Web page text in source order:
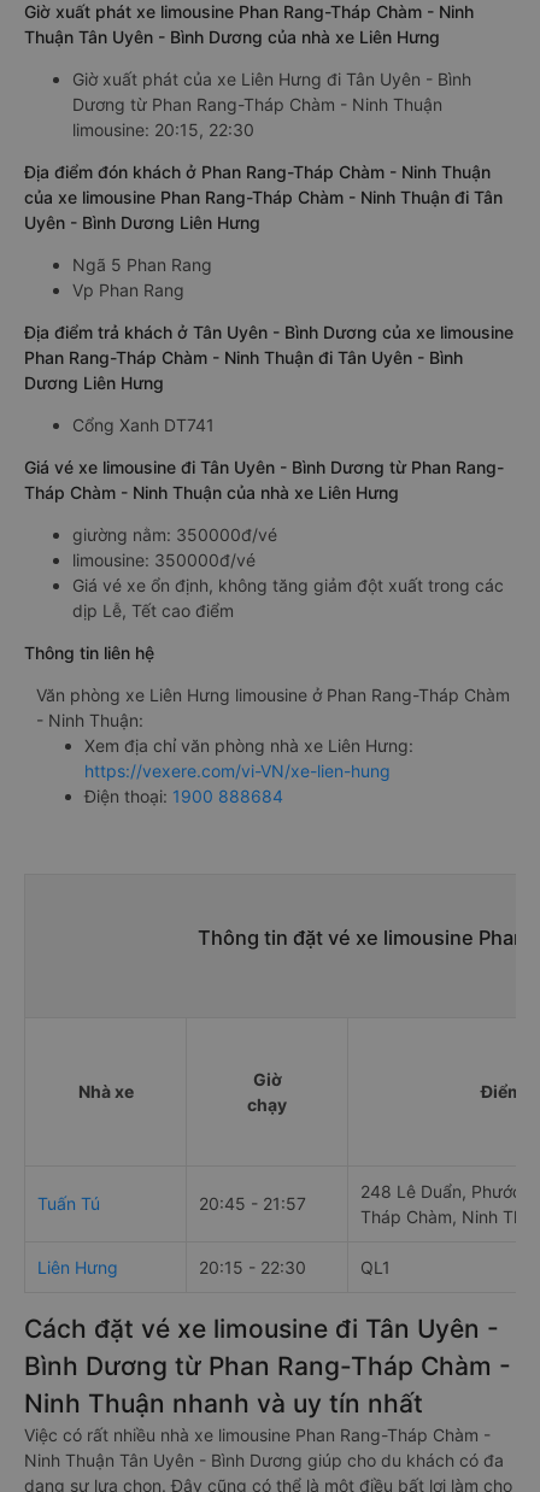
Giờ xuất phát xe limousine Phan Rang-Tháp Chàm - Ninh
Thuận Tân Uyên - Bình Dương của nhà xe Liên Hưng
Giờ xuất phát của xe Liên Hưng đi Tân Uyên - Bình
Dương từ Phan Rang-Tháp Chàm - Ninh Thuận
limousine: 20:15, 22:30
Địa điểm đón khách ở Phan Rang-Tháp Chàm - Ninh Thuận
của xe limousine Phan Rang-Tháp Chàm - Ninh Thuận đi Tân
Uyên - Bình Dương Liên Hưng
Ngã 5 Phan Rang
Vp Phan Rang
Địa điểm trả khách ở Tân Uyên - Bình Dương của xe limousine
Phan Rang-Tháp Chàm - Ninh Thuận đi Tân Uyên - Bình
Dương Liên Hưng
Cổng Xanh DT741
Giá vé xe limousine đi Tân Uyên - Bình Dương từ Phan Rang-
Tháp Chàm - Ninh Thuận của nhà xe Liên Hưng
giường nằm: 350000đ/vé
limousine: 350000đ/vé
Giá vé xe ổn định, không tăng giảm đột xuất trong các
dịp Lễ, Tết cao điểm
Thông tin liên hệ
Văn phòng xe Liên Hưng limousine ở Phan Rang-Tháp Chàm
- Ninh Thuận:
Xem địa chỉ văn phòng nhà xe Liên Hưng:
https://vexere.com/vi-VN/xe-lien-hung
Điện thoại: 1900 888684
Thông tin đặt vé xe limousine Phan
Nhà xe
Giờ
chạy
Điểm
Tuấn Tú 20:45 - 21:57
248 Lê Duẩn, Phước
Tháp Chàm, Ninh
Liên Hưng 20:15 - 22:30 QL1
Cách đặt vé xe limousine đi Tân Uyên -
Bình Dương từ Phan Rang-Tháp Chàm -
Ninh Thuận nhanh và uy tín nhất
Việc có rất nhiều nhà xe limousine Phan Rang-Tháp Chàm -
Ninh Thuận Tân Uyên - Bình Dương giúp cho du khách có đa
dạng sự lựa chọn. Đây cũng có thể là một điều bất lợi làm cho